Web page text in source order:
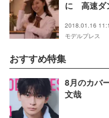
に 高速ダ
2018.01.16
モデルプレス
おすすめ特集
8月のカバ
文哉